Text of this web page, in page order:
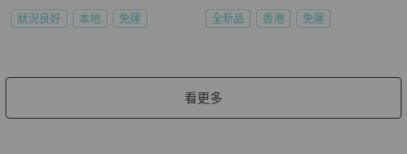
狀況良好 本地 免運 全新品 香港 免運
看更多